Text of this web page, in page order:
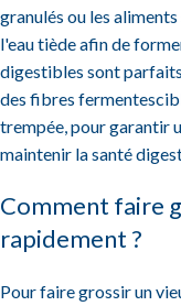
granulés ou les
l'eau tiède afin de
digestibles sont
des fibres
trempée, pour garantir
maintenir la santé
Comment faire
rapidement ?
Pour faire grossir un